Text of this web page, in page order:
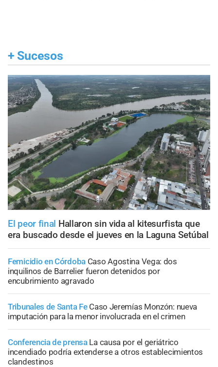
+ Sucesos
El peor final Hallaron sin vida al kitesurfista que
era buscado desde el jueves en la Laguna Setúbal
Femicidio en Córdoba Caso Agostina Vega: dos
inquilinos de Barrelier fueron detenidos por
encubrimiento agravado
Tribunales de Santa Fe Caso Jeremías Monzón: nueva
imputación para la menor involucrada en el crimen
Conferencia de prensa La causa por el geriátrico
incendiado podría extenderse a otros establecimientos
clandestinos